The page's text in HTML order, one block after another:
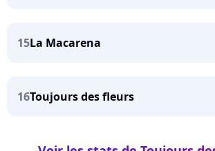
15La Macarena
16Toujours des fleurs